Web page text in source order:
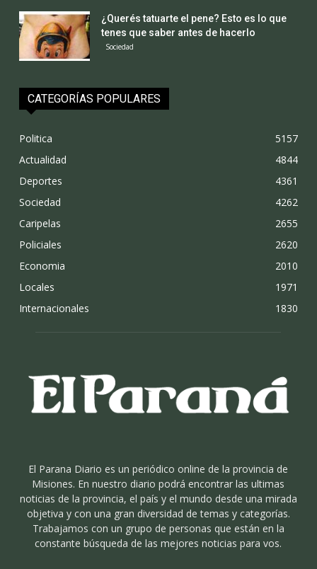
¿Querés tatuarte el pene? Esto es lo que
tenes que saber antes de hacerlo
Sociedad
CATEGORÍAS POPULARES
Politica
5157
Actualidad
4844
Deportes
4361
Sociedad
4262
Caripelas
2655
Policiales
2620
Economia
2010
Locales
1971
Internacionales
1830
El Parana Diario es un periódico online de la provincia de
Misiones. En nuestro diario podrá encontrar las ultimas
noticias de la provincia, el país y el mundo desde una mirada
objetiva y con una gran diversidad de temas y categorías.
Trabajamos con un grupo de personas que están en la
constante búsqueda de las mejores noticias para vos.